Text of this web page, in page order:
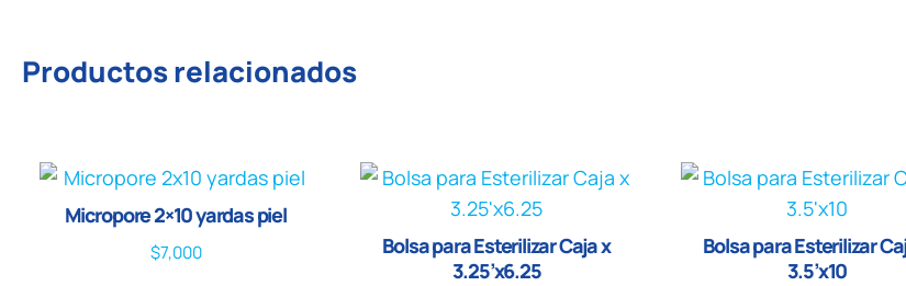
Productos relacionados
Micropore 2×10 yardas piel
$7,000
Bolsa para Esterilizar Caja x
3.25’x6.25
Bolsa para Esterilizar
3.5’x10